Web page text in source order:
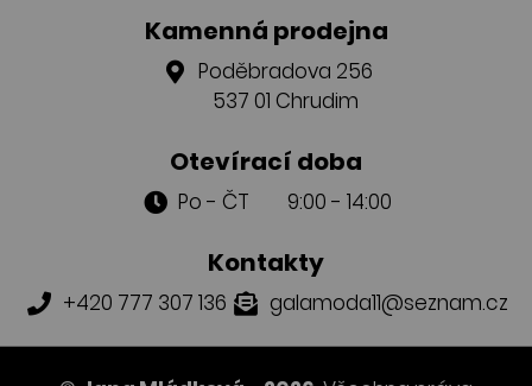
Kamenná prodejna
Poděbradova 256
537 01 Chrudim
Otevírací doba
Po - ČT 9:00 - 14:00
Kontakty
+420 777 307 136 galamoda11@seznam.cz